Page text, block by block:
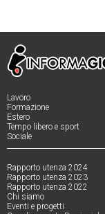
Lavoro
Formazione
Estero
Tempo libero e sport
Sociale
Rapporto utenza 2024
Rapporto utenza 2023
Rapporto utenza 2022
Chi siamo
Eventi e progetti